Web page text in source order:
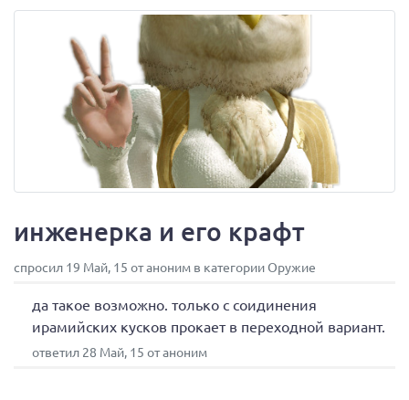
инженерка и его крафт
спросил 19 Май, 15 от аноним в категории Оружие
да такое возможно. только с соидинения
ирамийских кусков прокает в переходной вариант.
ответил 28 Май, 15 от аноним